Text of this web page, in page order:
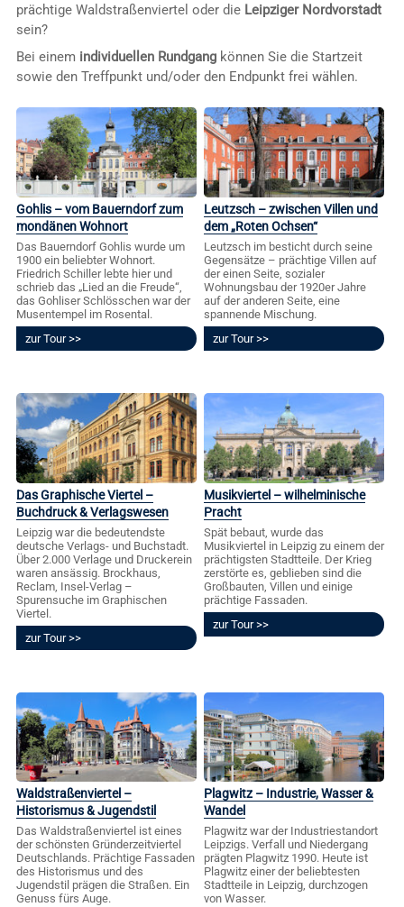
prächtige Waldstraßenviertel oder die Leipziger Nordvorstadt
sein?
Bei einem individuellen Rundgangkönnen Sie die Startzeit
sowie den Treffpunkt und/oder den Endpunkt frei wählen.
Gohlis – vom Bauerndorf zum
mondänen Wohnort
Das Bauerndorf Gohlis wurde um
1900 ein beliebter Wohnort.
Friedrich Schiller lebte hier und
schrieb das „Lied an die Freude“,
das Gohliser Schlösschen war der
Musentempel im Rosental.
zur Tour
Leutzsch – zwischen Villen und
dem „Roten Ochsen“
Leutzsch im besticht durch seine
Gegensätze – prächtige Villen auf
der einen Seite, sozialer
Wohnungsbau der 1920er Jahre
auf der anderen Seite, eine
spannende Mischung.
zur Tour
Das Graphische Viertel –
Buchdruck & Verlagswesen
Leipzig war die bedeutendste
deutsche Verlags- und Buchstadt.
Über 2.000 Verlage und Druckerein
waren ansässig. Brockhaus,
Reclam, Insel-Verlag –
Spurensuche im Graphischen
Viertel.
zur Tour
Musikviertel – wilhelminische
Pracht
Spät bebaut, wurde das
Musikviertel in Leipzig zu einem der
prächtigsten Stadtteile. Der Krieg
zerstörte es, geblieben sind die
Großbauten, Villen und einige
prächtige Fassaden.
zur Tour
Waldstraßenviertel –
Historismus & Jugendstil
Das Waldstraßenviertel ist eines
der schönsten Gründerzeitviertel
Deutschlands. Prächtige Fassaden
des Historismus und des
Jugendstil prägen die Straßen. Ein
Genuss fürs Auge.
Plagwitz – Industrie, Wasser &
Wandel
Plagwitz war der Industriestandort
Leipzigs. Verfall und Niedergang
prägten Plagwitz 1990. Heute ist
Plagwitz einer der beliebtesten
Stadtteile in Leipzig, durchzogen
von Wasser.